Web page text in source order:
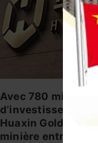
Avec 780 millions
d’investissements
Huaxin Gold
minière entre